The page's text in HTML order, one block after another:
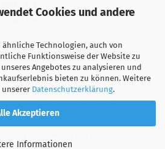
Cookies und andere
Technologien, auch von
Funktionsweise der Website zu
Angebotes zu analysieren und
bieten zu können. Weitere
Datenschutzerklärung.
Akzeptieren
Informationen